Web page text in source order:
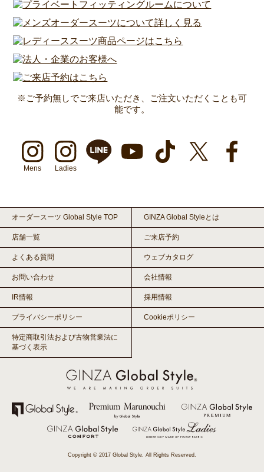
※ご予約無しでご来店いただき、ご注文いただくことも可
能です。
Mens Ladies
オーダースーツ Global Style TOP GINZA Global Styleとは
店舗一覧 ご来店予約
よくある質問 ウェブカタログ
お問い合わせ 会社情報
IR情報 採用情報
プライバシーポリシー Cookieポリシー
特定商取引法および古物営業法に
基づく表示
Copyright © 2017 Global Style. All Rights Reserved.